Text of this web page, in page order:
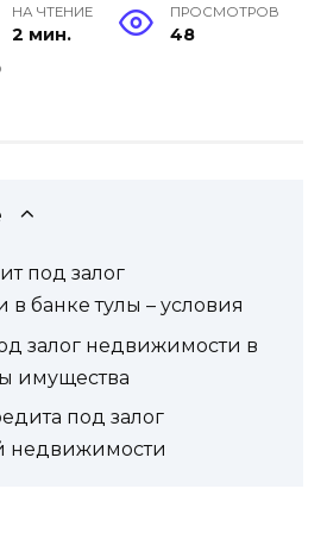
НА ЧТЕНИЕ
2 мин.
ПРОСМОТРОВ
48
под залог
банке тулы – условия
залог недвижимости в
имущества
под залог
недвижимости